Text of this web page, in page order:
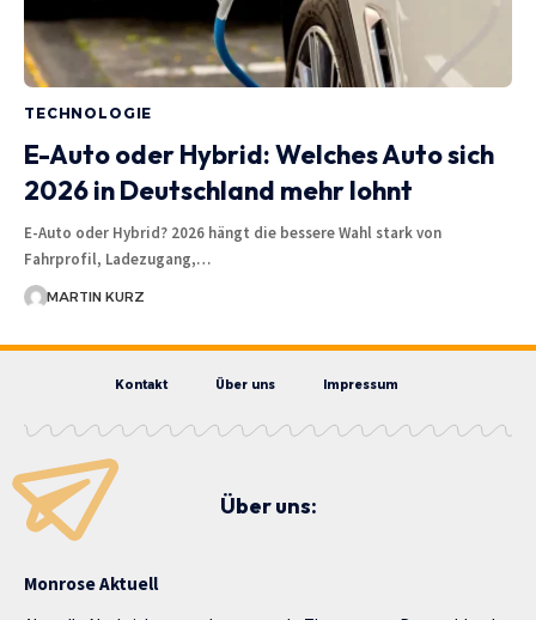
TECHNOLOGIE
E-Auto oder Hybrid: Welches Auto sich
2026 in Deutschland mehr lohnt
E-Auto oder Hybrid? 2026 hängt die bessere Wahl stark von
Fahrprofil, Ladezugang,…
MARTIN KURZ
Kontakt Über uns Impressum
Über uns:
Monrose Aktuell